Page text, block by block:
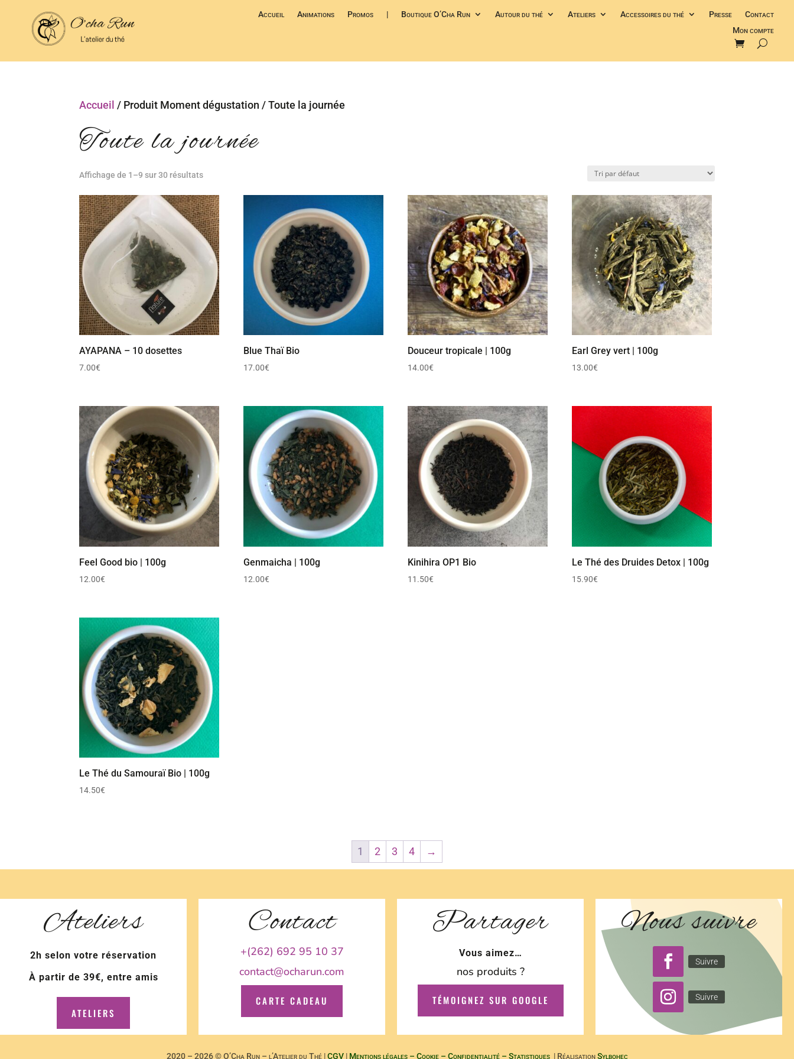
Accueil Animations Promos | Boutique O’Cha Run Autour du thé Ateliers Accessoires du thé Presse
Contact
Mon compte
Accueil / Produit Moment dégustation / Toute la journée
Toute la journée
Affichage de 1–9 sur 30 résultats
AYAPANA – 10 dosettes
7.00€
Blue Thaï Bio
17.00€
Douceur tropicale | 100g
14.00€
Earl Grey vert | 100g
13.00€
Feel Good bio | 100g
12.00€
Genmaicha | 100g
12.00€
Kinihira OP1 Bio
11.50€
Le Thé des Druides Detox | 100g
15.90€
Le Thé du Samouraï Bio | 100g
14.50€
1 2 3 4 →
Ateliers
2h selon votre réservation
À partir de 39€, entre amis
ATELIERS
Contact
+(262) 692 95 10 37
contact@ocharun.com
CARTE CADEAU
Partager
Vous aimez…
nos produits ?
TÉMOIGNEZ SUR GOOGLE
Nous suivre
Suivre
Suivre
2020 – 2026 © O’Cha Run – l’Atelier du Thé |CGV| Mentions légales – Cookie – Confidentialité – Statistiques| RéalisationSylbohec